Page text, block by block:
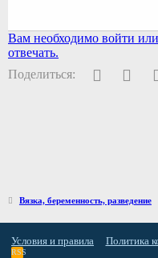
Вам необходимо войти или
отвечать.
Поделиться:
Facebook
Вязка, беременность, разведение
Условия и правила Политика
RSS